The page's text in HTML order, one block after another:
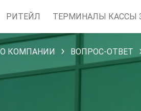
РИТЕЙЛ ТЕРМИНАЛЫ КАССЫ
О КОМПАНИИ ВОПРОС-ОТВЕТ